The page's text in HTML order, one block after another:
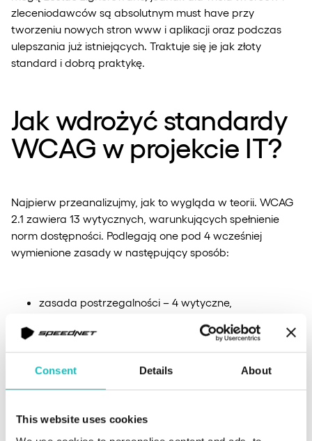
Consent Details About
This website uses cookies
zleceniodawców są absolutnym must have przy
tworzeniu nowych stron www i aplikacji oraz podczas
ulepszania już istniejących. Traktuje się je jak złoty
standard i dobrą praktykę.
Jak wdrożyć standardy
WCAG w projekcie IT?
Najpierw przeanalizujmy, jak to wygląda w teorii. WCAG
2.1 zawiera 13 wytycznych, warunkujących spełnienie
norm dostępności. Podlegają one pod 4 wcześniej
wymienione zasady w następujący sposób:
zasada postrzegalności – 4 wytyczne,
zasada zrozumiałości – 3 wytyczne,
zasada solidności – 1 wytyczna.
odbywa się poprzez ocenę tzw. kryteriów sukcesu. Są to
wskaźniki, które pozwalają sprawdzić, w jakim stopniu